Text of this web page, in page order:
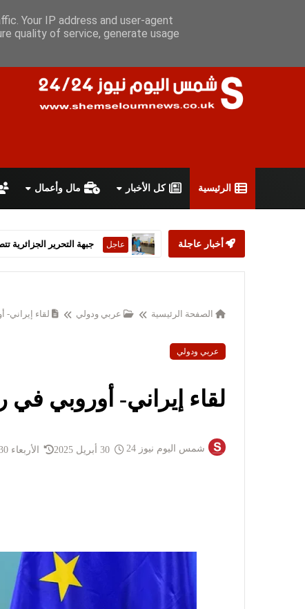
سياسة الخصوصية اتفاقية الاستخدام
الرئيسية كل الأخبار مال وأعمال
أخبار عاجلة عاجل ستارمر يعلن استقالته من
الصفحة الرئيسية عربي ودولي لقاء
عربي ودولي
لقاء إيراني- أوروبي
شمس اليوم نيوز 24 الأربعاء 30 أبريل 2025
Your IP address and user-agent
quality of service, generate usage